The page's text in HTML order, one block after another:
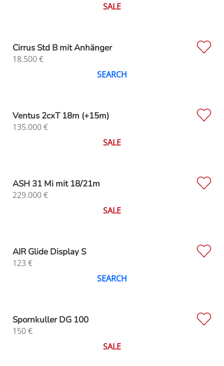
SALE
Cirrus Std B mit Anhänger
18.500€
SEARCH
Ventus 2cxT 18m (+15m)
135.000€
SALE
ASH 31 Mi mit 18/21m
229.000€
SALE
AIR Glide Display S
123 €
SEARCH
Spornkuller DG 100
150€
SALE